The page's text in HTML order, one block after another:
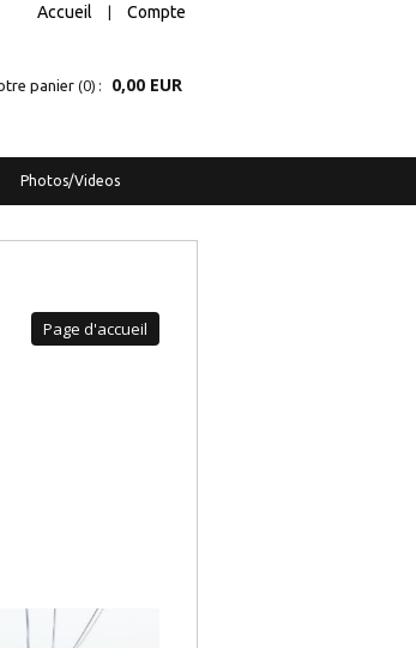
Accueil Compte
panier 0 0,00 EUR
Photos/Videos
Page d'accueil